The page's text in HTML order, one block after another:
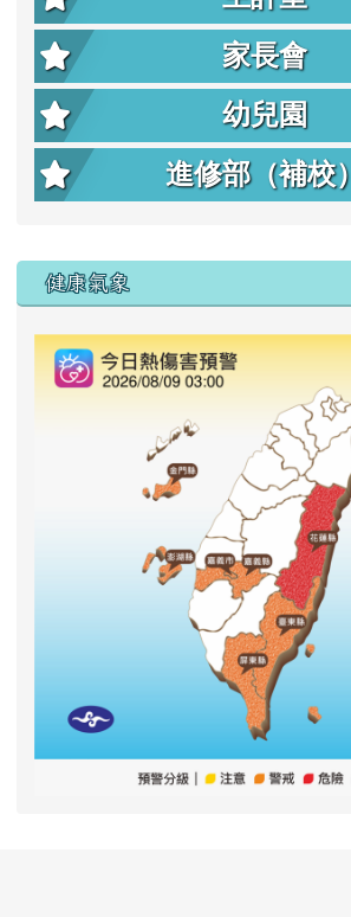
家長會
幼兒園
進修部（補校）
右邊區域內容
健康氣象